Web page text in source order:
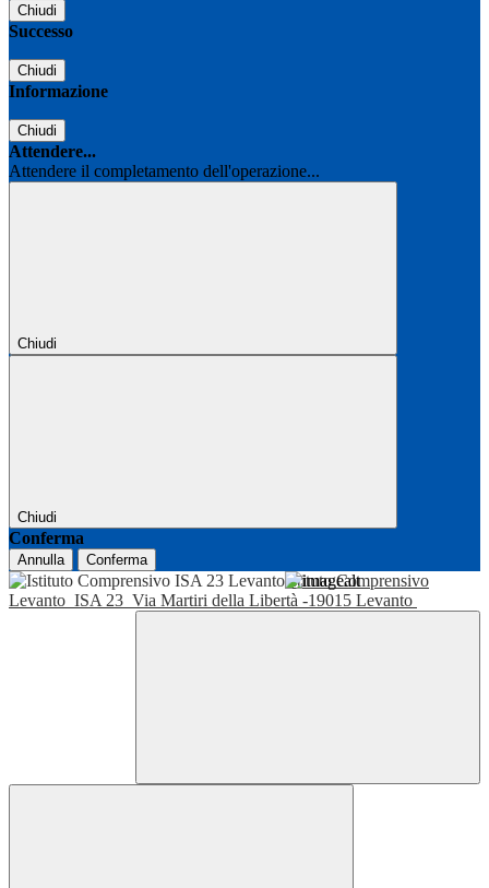
Chiudi
Successo
Chiudi
Informazione
Chiudi
Attendere...
Attendere il completamento dell'operazione...
Chiudi
Chiudi
Conferma
Annulla Conferma
Istituto Comprensivo
Levanto ISA 23 Via Martiri della Libertà -19015 Levanto